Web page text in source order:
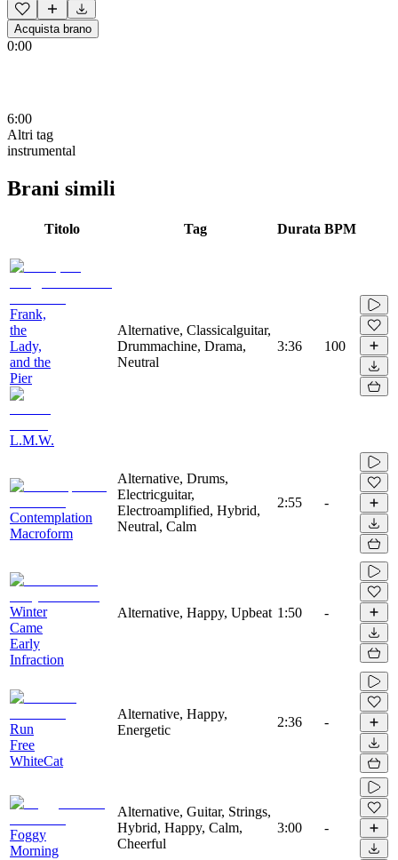
Acquista brano
0:00
6:00
Altri tag
instrumental
Brani simili
Titolo Tag Durata BPM
Frank,
the
Lady,
and the
Pier
L.M.W.
Alternative, Classicalguitar,
Drummachine, Drama,
Neutral
3:36 100
Contemplation
Macroform
Alternative, Drums,
Electricguitar,
Electroamplified, Hybrid,
Neutral, Calm
2:55 -
Winter
Came
Early
Infraction
Alternative, Happy, Upbeat 1:50 -
Run
Free
WhiteCat
Alternative, Happy,
Energetic
2:36 -
Foggy
Morning
Alternative, Guitar, Strings,
Hybrid, Happy, Calm,
Cheerful
3:00 -